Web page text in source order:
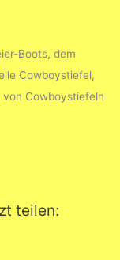
Boots, dem
Cowboystiefel,
Cowboystiefeln
teilen: